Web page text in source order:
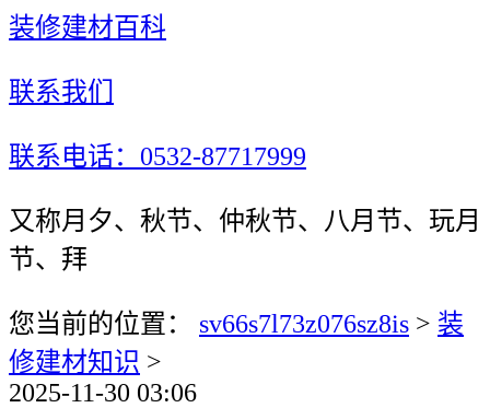
装修建材百科
联系我们
联系电话：0532-87717999
又称月夕、秋节、仲秋节、八月节、玩月
节、拜
您当前的位置： sv66s7l73z076sz8is > 装
修建材知识 >
2025-11-30 03:06